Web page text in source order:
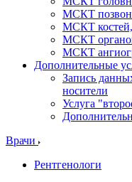
МСКТ
МСКТ костей,
МСКТ
МСКТ
Дополнительные
Запись
носители
Услуга
Врачи
Рентгенологи